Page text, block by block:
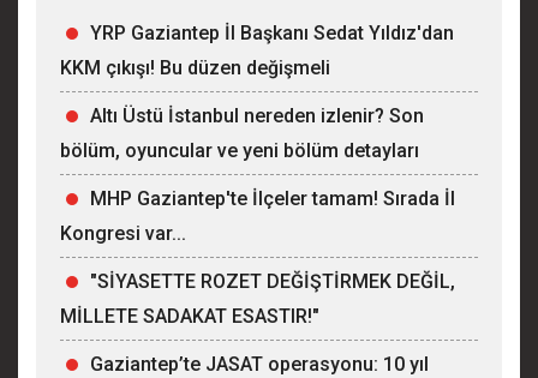
YRP Gaziantep İl Başkanı Sedat Yıldız'dan
KKM çıkışı! Bu düzen değişmeli
Altı Üstü İstanbul nereden izlenir? Son
bölüm, oyuncular ve yeni bölüm detayları
MHP Gaziantep'te İlçeler tamam! Sırada İl
Kongresi var...
"SİYASETTE ROZET DEĞİŞTİRMEK DEĞİL,
MİLLETE SADAKAT ESASTIR!"
Gaziantep’te JASAT operasyonu: 10 yıl